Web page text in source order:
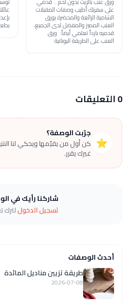
على سفرتك أطيب وصفات المقبلات
الشامية الرائعة والمحضرة بورق
العنب المميز والمفضل لدى الجميع،
قدميه بارداً تعلمي أيضاً: ورق
العنب على الطريقة اليونانية
0 التعليقات
⭐
جرّبت الوصفة؟
كن أول من يقيّمها ويحكي لنا
غيرك يقرر.
شاركنا رأيك في
تسجيل الدخوللترك
أحدث الوصفات
طريقة تزيين مناديل المائدة
2026-07-08